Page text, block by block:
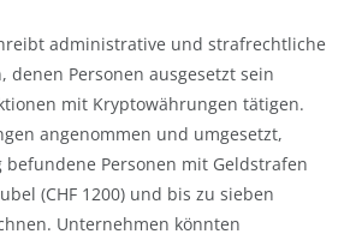
administrative und strafrechtliche
denen Personen ausgesetzt sein
mit Kryptowährungen tätigen.
angenommen und umgesetzt,
Personen mit Geldstrafen
(CHF 1200) und bis zu sieben
Unternehmen könnten